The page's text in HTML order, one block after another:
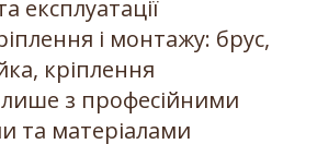
експлуатації
і монтажу: брус,
кріплення
з професійними
та матеріалами